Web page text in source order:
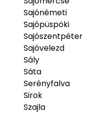
Sajónémeti
Sajópüspöki
Sajószentpéter
Sajóvelezd
Sály
Sáta
Serényfalva
Sirok
Szajla